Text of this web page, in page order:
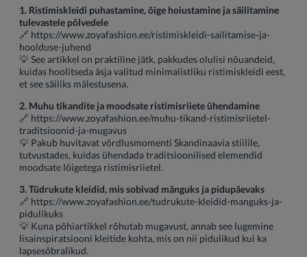
1. Ristimiskleidi puhastamine, õige hoiustamine ja säilitamine
tulevastele põlvedele
🔗 https://www.zoyafashion.ee/ristimiskleidi-sailitamise-ja-
hoolduse-juhend
💡 See artikkel on praktiline jätk, pakkudes olulisi nõuandeid,
kuidas hoolitseda äsja valitud minimalistliku ristimiskleidi eest,
et see säiliks mälestusena.
2. Muhu tikandite ja moodsate ristimisriiete ühendamine
🔗 https://www.zoyafashion.ee/muhu-tikand-ristimisriietel-
traditsioonid-ja-mugavus
💡 Pakub huvitavat võrdlusmomenti Skandinaavia stiilile,
tutvustades, kuidas ühendada traditsioonilised elemendid
moodsate lõigetega ristimisriietel.
3. Tüdrukute kleidid, mis sobivad mänguks ja pidupäevaks
🔗 https://www.zoyafashion.ee/tudrukute-kleidid-manguks-ja-
pidulikuks
💡 Kuna põhiartikkel rõhutab mugavust, annab see lugemine
lisainspiratsiooni kleitide kohta, mis on nii pidulikud kui ka
lapsesõbralikud.